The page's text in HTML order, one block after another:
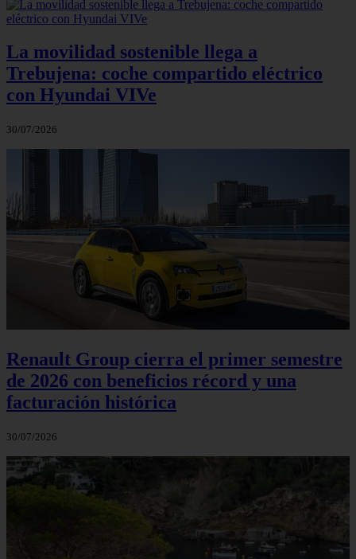
La movilidad sostenible llega a
Trebujena: coche compartido eléctrico
con Hyundai VIVe
30/07/2026
Renault Group cierra el primer semestre
de 2026 con beneficios récord y una
facturación histórica
30/07/2026